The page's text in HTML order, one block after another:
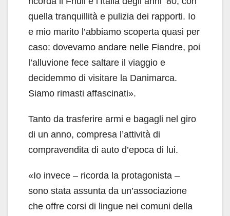
quella tranquillità e pulizia dei rapporti. Io
e mio marito l’abbiamo scoperta quasi per
caso: dovevamo andare nelle Fiandre, poi
l’alluvione fece saltare il viaggio e
decidemmo di visitare la Danimarca.
Siamo rimasti affascinati».
Tanto da trasferire armi e bagagli nel giro
di un anno, compresa l’attività di
compravendita di auto d’epoca di lui.
«Io invece – ricorda la protagonista –
sono stata assunta da un’associazione
che offre corsi di lingue nei comuni della